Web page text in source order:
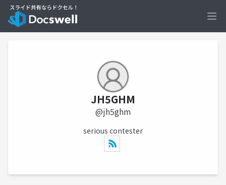
JH5GHM
@jh5ghm
serious contester